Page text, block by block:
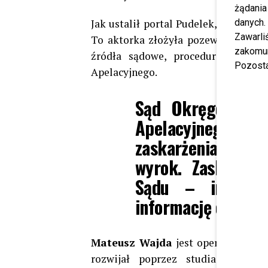
danych.
Jak ustalił portal Pudelek,
To aktorka złożyła pozew, a
źródła sądowe, procedura jest
Apelacyjnego.
Sąd Okręgowy
Apelacyjnego,
zaskarżenia
wyrok.
Sądu –
informację od
Mateusz Wajda jest operatorem
rozwijał poprzez studia na